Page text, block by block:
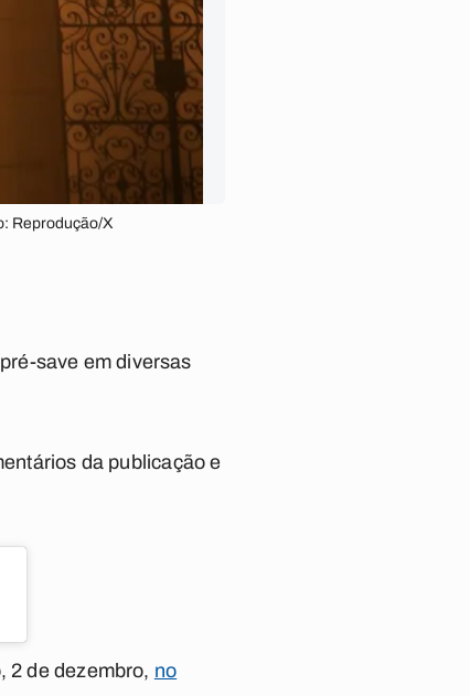
Reprodução/X
save em diversas
da publicação e
2 de dezembro, no